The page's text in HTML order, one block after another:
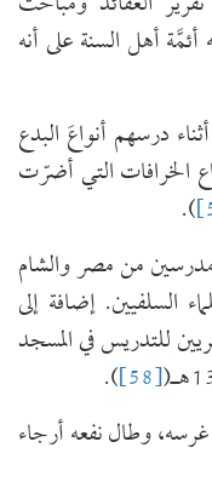
أهل السنة على أنه
درسهم أنواعَ البدع
الخرافات التي أضرّت
).
عام 1345هـ عشرة مدرسين من مصر والشام
السلفيين. إضافة إلى
للتدريس في المسجد
[58]
).
وطال نفعه أرجاء